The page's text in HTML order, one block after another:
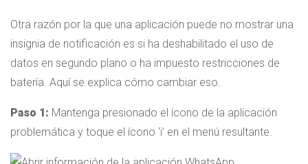
Otra razón por la que una aplicación puede no mostrar una
insignia de notificación es si ha deshabilitado el uso de
datos en segundo plano o ha impuesto restricciones de
batería. Aquí se explica cómo cambiar eso.
Paso 1: Mantenga presionado el ícono de la aplicación
problemática y toque el ícono ‘i’ en el menú resultante.